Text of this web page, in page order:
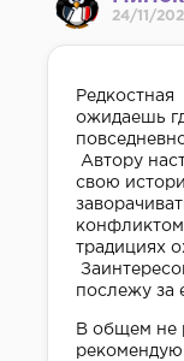
24/11/
Редкостная
ожидаешь
Автору
свою
традициях
послежу за
В общем не